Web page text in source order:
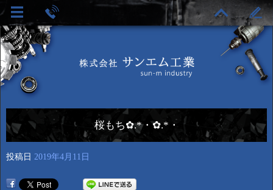
桜もち✿.*・✿.*・
投稿日 2019年4月11日